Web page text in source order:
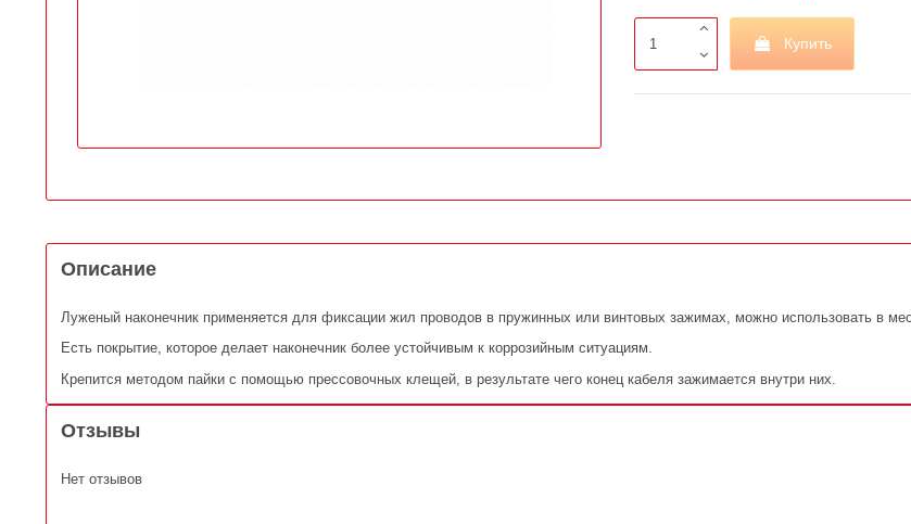
Купить
Описание
Луженый наконечник применяется для фиксации жил проводов в пружинных или винтовых зажимах, можно использовать в
Есть покрытие, которое делает наконечник более устойчивым к коррозийным ситуациям.
Крепится методом пайки с помощью прессовочных клещей, в результате чего конец кабеля зажимается внутри них.
Отзывы
Нет отзывов